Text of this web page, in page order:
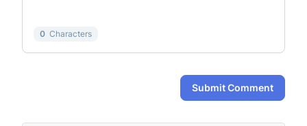
0 Characters
Submit Comment